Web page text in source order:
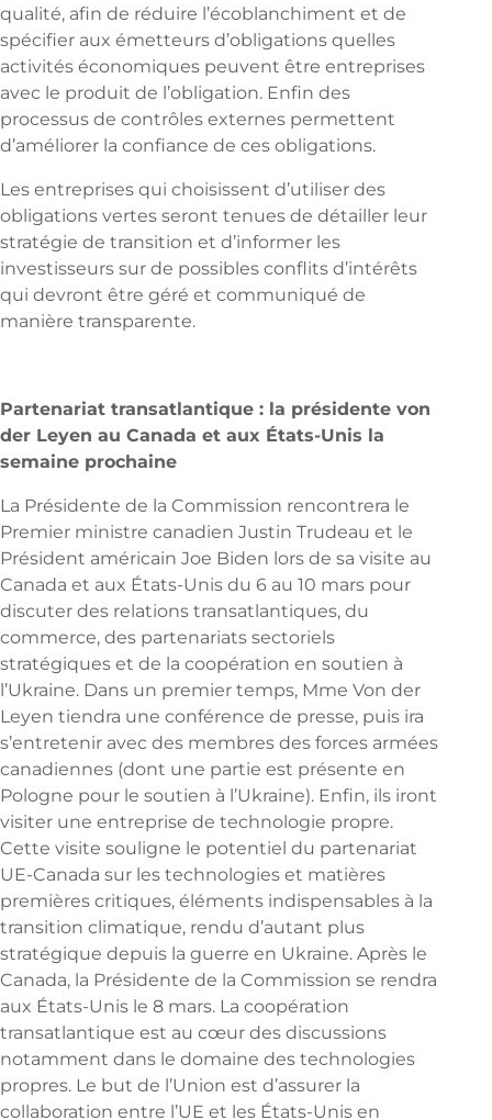
par Zacharie Schaerlinger
L'actualité Européenne
qualité, afin de réduire l’écoblanchiment et de
spécifier aux émetteurs d’obligations quelles
activités économiques peuvent être entreprises
avec le produit de l’obligation. Enfin des
processus de contrôles externes permettent
d’améliorer la confiance de ces obligations.
Les entreprises qui choisissent d’utiliser des
obligations vertes seront tenues de détailler leur
stratégie de transition et d’informer les
investisseurs sur de possibles conflits d’intérêts
qui devront être géré et communiqué de
manière transparente.
Partenariat transatlantique : la présidente von
der Leyen au Canada et aux États-Unis la
semaine prochaine
La Présidente de la Commission rencontrera le
Premier ministre canadien Justin Trudeau et le
Président américain Joe Biden lors de sa visite au
Canada et aux États-Unis du 6 au 10 mars pour
discuter des relations transatlantiques, du
commerce, des partenariats sectoriels
stratégiques et de la coopération en soutien à
l’Ukraine. Dans un premier temps, Mme Von der
Leyen tiendra une conférence de presse, puis ira
s’entretenir avec des membres des forces armées
canadiennes (dont une partie est présente en
Pologne pour le soutien à l’Ukraine). Enfin, ils iront
visiter une entreprise de technologie propre.
Cette visite souligne le potentiel du partenariat
UE-Canada sur les technologies et matières
premières critiques, éléments indispensables à la
transition climatique, rendu d’autant plus
stratégique depuis la guerre en Ukraine. Après le
Canada, la Présidente de la Commission se rendra
aux États-Unis le 8 mars. La coopération
transatlantique est au cœur des discussions
notamment dans le domaine des technologies
propres. Le but de l’Union est d’assurer la
collaboration entre l’UE et les États-Unis en